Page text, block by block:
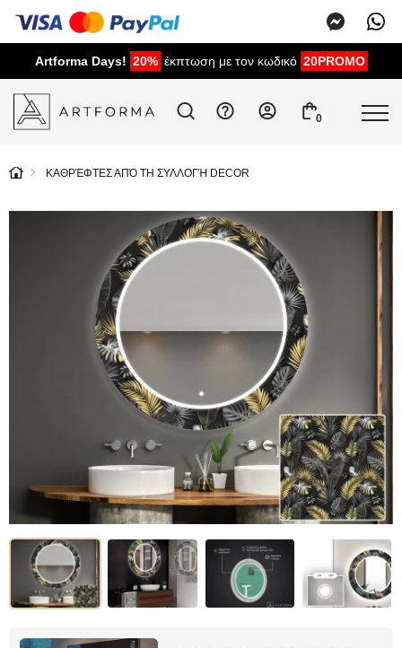
Artforma Days! 20% έκπτωση με τον κωδικό 20PROMO
0
ΚΑΘΡΈΦΤΕΣ ΑΠΌ ΤΗ ΣΥΛΛΟΓΉ DECOR